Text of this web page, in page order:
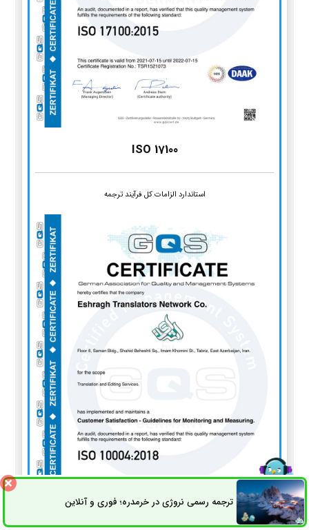
ISO 17100
استاندارد الزامات کل فرآیند ترجمه
ترجمه رسمی نروژی در خرمدره؛ فوری و آنلاینثبت سفارش راه های ارتباطی